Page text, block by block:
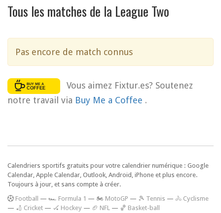
Tous les matches de la League Two
Pas encore de match connus
Vous aimez Fixtur.es? Soutenez
notre travail via Buy Me a Coffee .
Calendriers sportifs gratuits pour votre calendrier numérique : Google
Calendar, Apple Calendar, Outlook, Android, iPhone et plus encore.
Toujours à jour, et sans compte à créer.
Football — 🏎️ Formula 1 — 🏍 MotoGP — 🎾 Tennis — 🚴 Cyclisme
— 🏏 Cricket — 🏑 Hockey — 🏈 NFL — 🏀 Basket-ball